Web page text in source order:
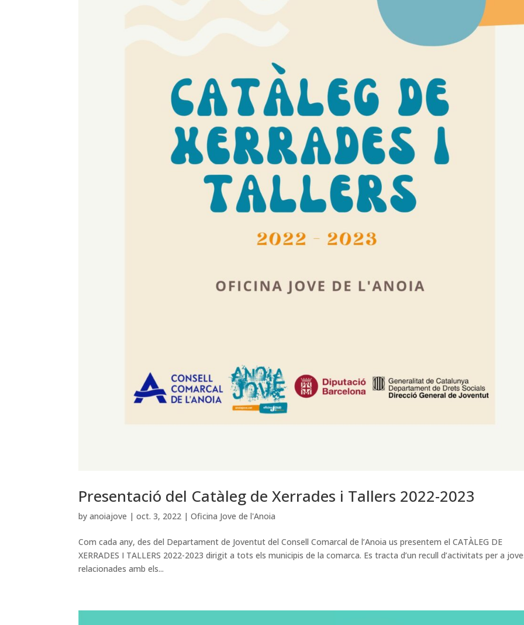
Presentació del Catàleg de Xerrades i Tallers 2022-2023
byanoiajove |oct. 3, 2022 |Oficina Jove de l'Anoia
Com cada any, des del Departament de Joventut del Consell Comarcal de l’Anoia us presentem el CATÀLEG DE
XERRADES I TALLERS 2022-2023 dirigit a tots els municipis de la comarca. Es tracta d’un recull d’activitats per a
relacionades amb els...